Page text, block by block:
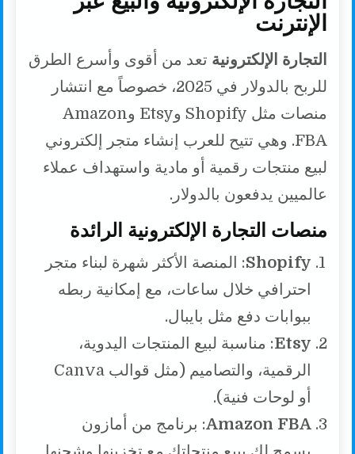
الإنترنت
التجارة الإلكترونية تعد من أقوى وأسرع الطرق
للربح بالدولار في 2025، خصوصاً مع انتشار
منصات مثل Shopify وEtsy وAmazon
FBA. وهي تتيح للعرب إنشاء متجر إلكتروني
لبيع منتجات رقمية أو مادية واستهداف عملاء
عالميين يدفعون بالدولار.
منصات التجارة الإلكترونية الرائدة
Shopify: المنصة الأكثر شهرة لبناء متجر
احترافي خلال ساعات، مع إمكانية ربطه
ببوابات دفع مثل بايبال.
Etsy: مناسبة لبيع المنتجات اليدوية،
الرقمية، والتصاميم (مثل قوالب Canva
أو لوحات فنية).
Amazon FBA: برنامج من أمازون